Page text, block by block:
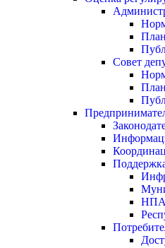
Совет
НПА,